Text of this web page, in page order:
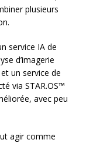
plusieurs
service IA de
d’imagerie
un service de
via STAR.OS™
avec peu
agir comme